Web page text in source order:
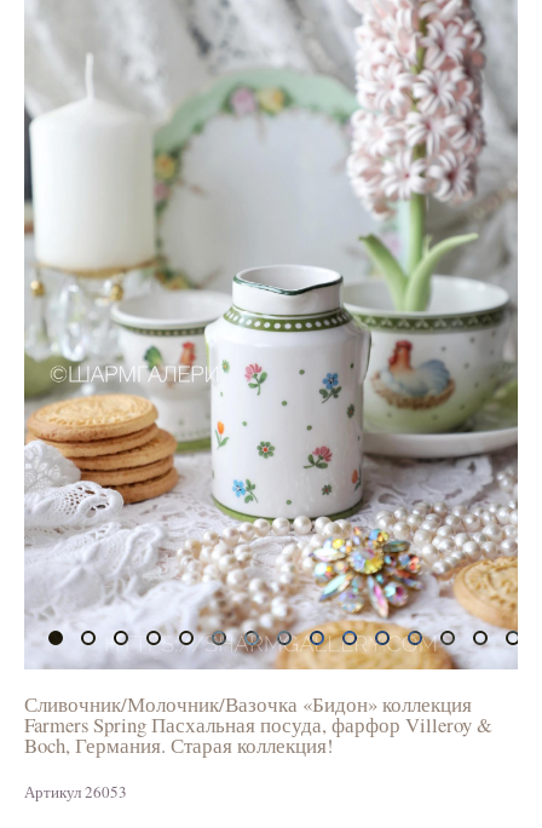
Сливочник/Молочник/Вазочка «Бидон» коллекция
Farmers Spring Пасхальная посуда, фарфор Villeroy &
Boch, Германия. Старая коллекция!
Артикул 26053